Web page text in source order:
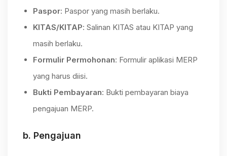
Paspor: Paspor yang masih berlaku.
KITAS/KITAP: Salinan KITAS atau KITAP yang
masih berlaku.
Formulir Permohonan: Formulir aplikasi MERP
yang harus diisi.
Bukti Pembayaran: Bukti pembayaran biaya
pengajuan MERP.
b. Pengajuan